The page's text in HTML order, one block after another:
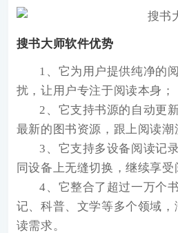
搜书大师软件优势
1、它为用户提供纯净的
扰，让用户专注于阅读本身；
2、它支持书源的自动更
最新的图书资源，跟上阅读潮
3、它支持多设备阅读记
同设备上无缝切换，继续享受
4、它整合了超过一万个
记、科普、文学等多个领域
读需求。